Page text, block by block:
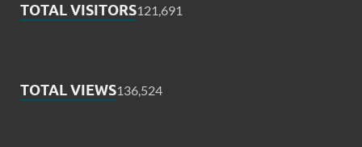
TOTAL VISITORS121,691
TOTAL VIEWS136,524